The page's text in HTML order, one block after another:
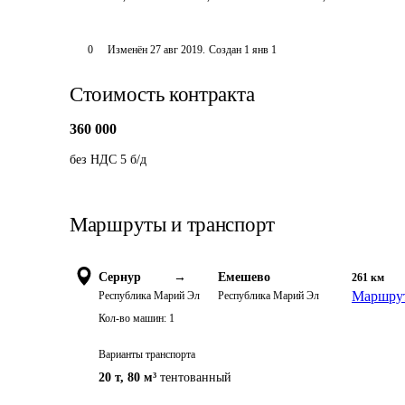
0 Изменён 27 авг 2019. Создан 1 янв 1
Стоимость контракта
360 000
без НДС 5 б/д
Маршруты и транспорт
Сернур →
Республика Марий Эл
Емешево
Республика Марий Эл
261 км
Кол-во машин: 1
Варианты транспорта
20 т, 80 м³ тентованный